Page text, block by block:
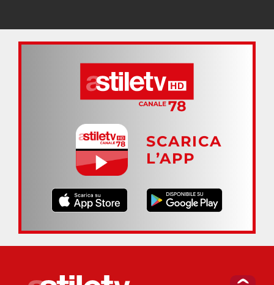
SCARICA
L’APP